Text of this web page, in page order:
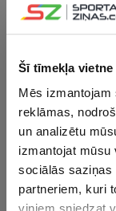
Šī tīmekļa
Mēs izmantojam
reklāmas,
un analizētu
izmantojat mūsu
sociālās saziņas
partneriem, kuri
Mihaļcovs
Labākais jaunais
noteikts kopš
padome,
pārstāvji un
nosacījums
vecuma grupai.